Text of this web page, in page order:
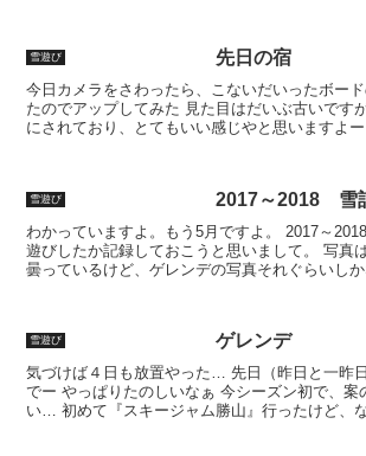
雪遊び 先日の宿
今日カメラをさわったら、こないだいったボー
たのでアップしてみた 見た目はだいぶ古いです
にされており、とてもいい感じやと思いますよ
雪遊び 2017～2018 雪
わかっていますよ。もう5月ですよ。 2017～
遊びしたか記録しておこうと思いまして。 写真
曇っているけど、ゲレンデの写真それぐらいしか
雪遊び ゲレンデ
気づけば４日も放置やった… 先日（昨日と一昨
でー やっぱりたのしいなぁ 今シーズン初で、案
い… 初めて『スキージャム勝山』行ったけど、